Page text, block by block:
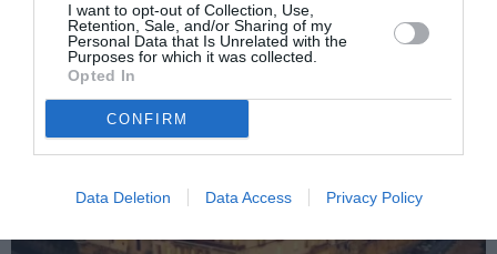
I want to opt-out of Collection, Use,
Retention, Sale, and/or Sharing of my
Personal Data that Is Unrelated with the
Purposes for which it was collected.
Opted In
CONFIRM
Data Deletion Data Access Privacy Policy
AȚI PUTEA DORI DE